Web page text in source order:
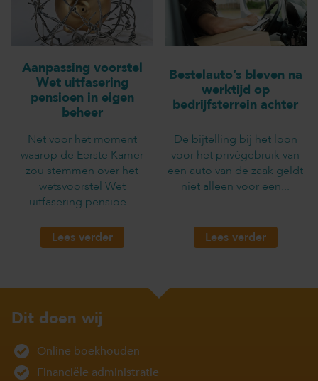
Aanpassing voorstel
Wet uitfasering
pensioen in eigen
beheer
Net voor het moment
waarop de Eerste Kamer
zou stemmen over het
wetsvoorstel Wet
uitfasering pensioe...
Lees verder
Bestelauto’s bleven na
werktijd op
bedrijfsterrein achter
De bijtelling bij het loon
voor het privégebruik van
een auto van de zaak geldt
niet alleen voor een...
Lees verder
Dit doen wij
Online boekhouden
Financiële administratie